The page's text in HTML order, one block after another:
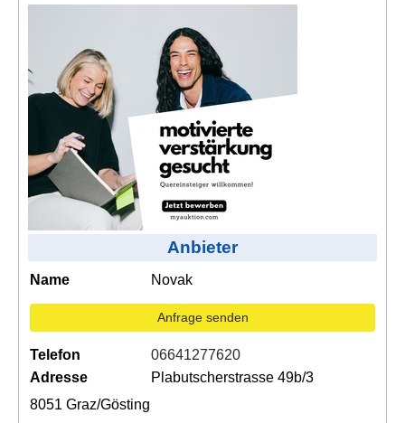
AGB, Nutzungsbedingungen
Impressum
Anbieter
Name Novak
Anfrage senden
Telefon
06641277620
Adresse
Plabutscherstrasse 49b/3
8051 Graz/Gösting